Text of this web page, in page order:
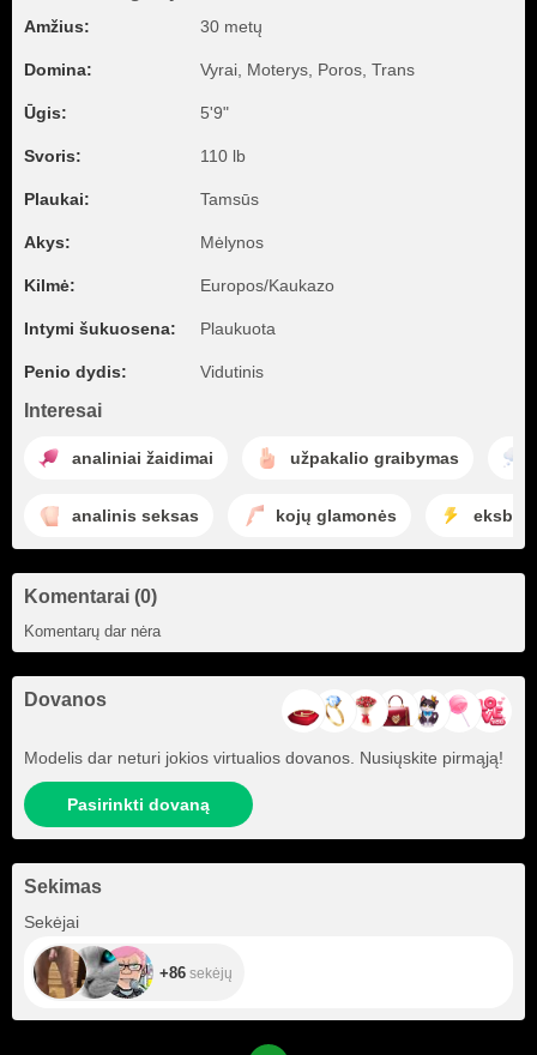
Amžius: 30 metų
Domina: Vyrai, Moterys, Poros, Trans
Ūgis: 5'9"
Svoris: 110 lb
Plaukai: Tamsūs
Akys: Mėlynos
Kilmė: Europos/Kaukazo
Intymi šukuosena: Plaukuota
Penio dydis: Vidutinis
Interesai
analiniai žaidimai užpakalio graibymas
analinis seksas kojų glamonės
Komentarai (0)
Komentarų dar nėra
Dovanos
Modelis dar neturi jokios virtualios dovanos. Nusiųskite pirmąją!
Pasirinkti dovaną
Sekimas
Sekėjai
+86 sekėjų